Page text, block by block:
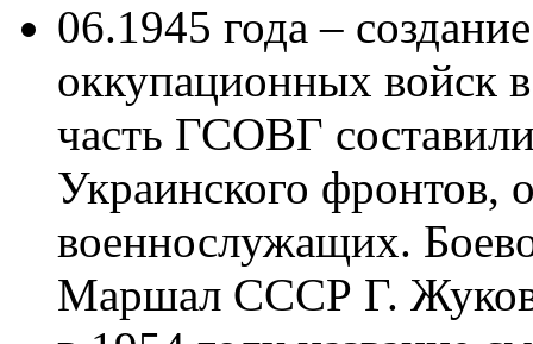
06.1945 года –
оккупационных
часть ГСОВГ
Украинского фронтов,
военнослужащих.
Маршал СССР Г.